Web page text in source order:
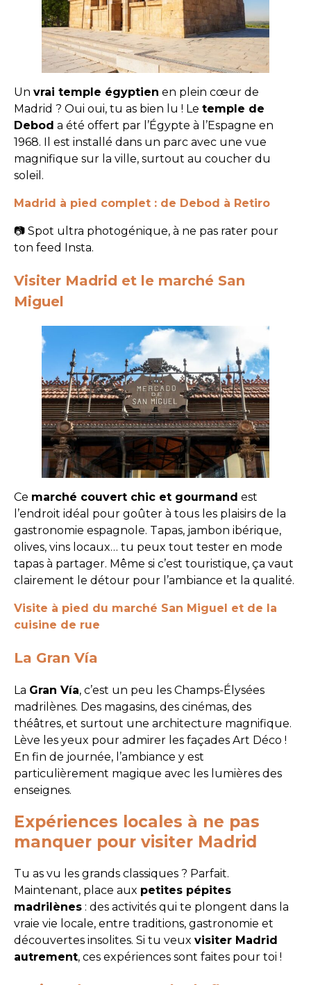
Un vrai temple égyptien en plein cœur de
Madrid ? Oui oui, tu as bien lu ! Le temple de
Debod a été offert par l’Égypte à l’Espagne en
1968. Il est installé dans un parc avec une vue
magnifique sur la ville, surtout au coucher du
soleil.
Madrid à pied complet : de Debod à Retiro
📷 Spot ultra photogénique, à ne pas rater pour
ton feed Insta.
Visiter Madrid et le marché San
Miguel
Ce marché couvert chic et gourmand est
l’endroit idéal pour goûter à tous les plaisirs de la
gastronomie espagnole. Tapas, jambon ibérique,
olives, vins locaux… tu peux tout tester en mode
tapas à partager. Même si c’est touristique, ça vaut
clairement le détour pour l’ambiance et la qualité.
Visite à pied du marché San Miguel et de la
cuisine de rue
La Gran Vía
La Gran Vía, c’est un peu les Champs-Élysées
madrilènes. Des magasins, des cinémas, des
théâtres, et surtout une architecture magnifique.
Lève les yeux pour admirer les façades Art Déco !
En fin de journée, l’ambiance y est
particulièrement magique avec les lumières des
enseignes.
Expériences locales à ne pas
manquer pour visiter Madrid
Tu as vu les grands classiques ? Parfait.
Maintenant, place aux petites pépites
madrilènes : des activités qui te plongent dans la
vraie vie locale, entre traditions, gastronomie et
découvertes insolites. Si tu veux visiter Madrid
autrement, ces expériences sont faites pour toi !